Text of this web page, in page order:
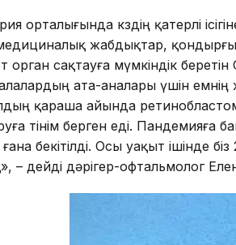
орталығында көздің қатерлі
жабдықтар, қондырғы
орган сақтауға мүмкіндік
ата-аналары үшін емнің
қараша айында
өтінім берген еді.
бекітілді. Осы уақыт ішінде
– дейді дәрігер-офтальмолог